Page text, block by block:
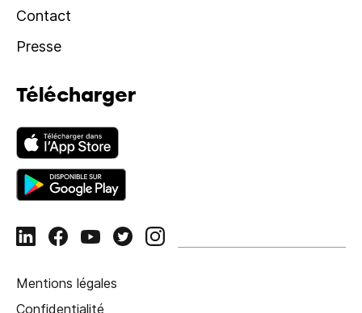
Contact
Presse
Télécharger
Mentions légales
Confidentialité